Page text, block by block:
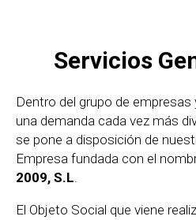
Servicios
Dentro del grupo de
una demanda cada vez más
se pone a disposición de
Empresa fundada con el
2009, S.L.
El Objeto Social que viene